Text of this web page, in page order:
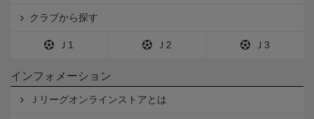
クラブから探す
Ｊ1 Ｊ2 Ｊ3
インフォメーション
Ｊリーグオンラインストアとは